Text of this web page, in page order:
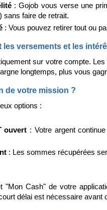
: Gojob vous verse une
sans faire de retrait.
: Vous pouvez retirer tout ou
versements et les
sur votre compte.
longtemps, plus vous
de votre mission ?
options :
ouvert : Votre argent
: Les sommes récupérées
"Mon Cash" de votre
délai est nécessaire